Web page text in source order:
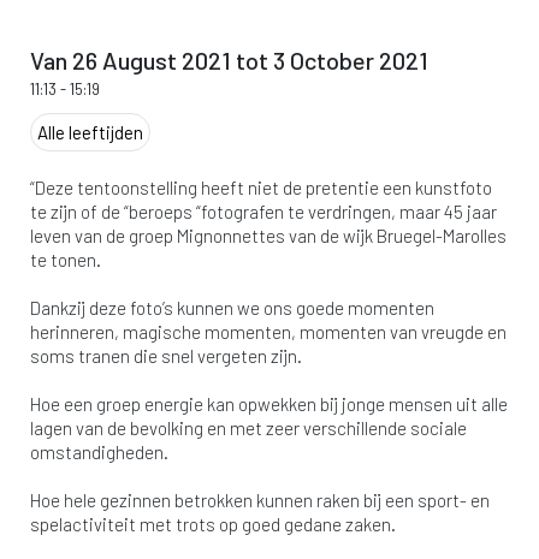
Van 26 August 2021 tot 3 October 2021
11:13 -15:19
Alle leeftijden
“Deze tentoonstelling heeft niet de pretentie een kunstfoto
te zijn of de “beroeps “fotografen te verdringen, maar 45 jaar
leven van de groep Mignonnettes van de wijk Bruegel-Marolles
te tonen.
Dankzij deze foto’s kunnen we ons goede momenten
herinneren, magische momenten, momenten van vreugde en
soms tranen die snel vergeten zijn.
Hoe een groep energie kan opwekken bij jonge mensen uit alle
lagen van de bevolking en met zeer verschillende sociale
omstandigheden.
Hoe hele gezinnen betrokken kunnen raken bij een sport- en
spelactiviteit met trots op goed gedane zaken.